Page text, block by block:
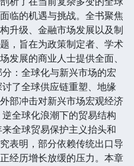
临的机遇与挑战。全书聚焦
升级、金融市场发展以及制
，旨在为政策制定者、学术
发展的商业人士提供全面、
：全球化与新兴市场的宏
了全球供应链重塑、地缘
部冲击对新兴市场宏观经济
全球化浪潮下的贸易结构
全球贸易保护主义抬头和
表明，部分依赖传统出口导
经历增长放缓的压力。本章